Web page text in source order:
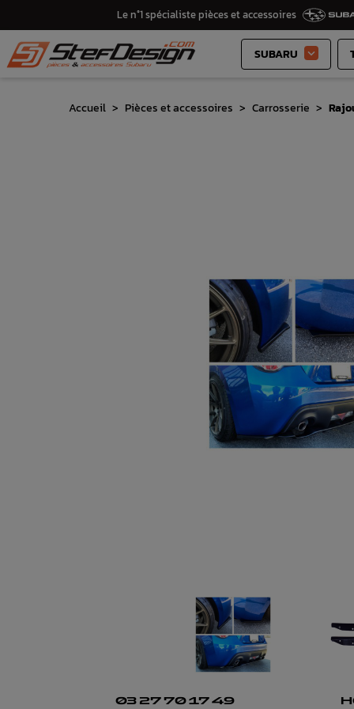
Le n°1 spécialiste pièces et accessoires
SUBARU 
Accueil Pièces et accessoires Carrosserie
03 27 70 17 49